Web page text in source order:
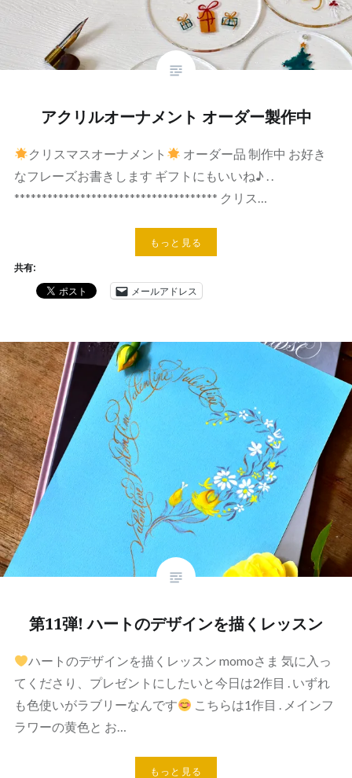
アクリルオーナメント オーダー製作中
クリスマスオーナメント
オーダー品 制作中 お好き
なフレーズお書きします ギフトにもいいね♪ . .
************************************* クリス…
もっと見る
共有:
メールアドレス
第11弾! ハートのデザインを描くレッスン
ハートのデザインを描くレッスン momoさま 気に入っ
てくださり、プレゼントにしたいと今日は2作目 . いずれ
も色使いがラブリーなんです
こちらは1作目 . メインフ
ラワーの黄色と お…
もっと見る